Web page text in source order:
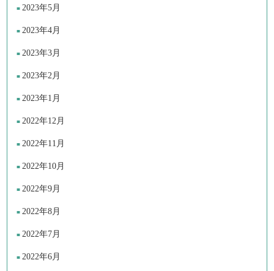
2023年5月
2023年4月
2023年3月
2023年2月
2023年1月
2022年12月
2022年11月
2022年10月
2022年9月
2022年8月
2022年7月
2022年6月